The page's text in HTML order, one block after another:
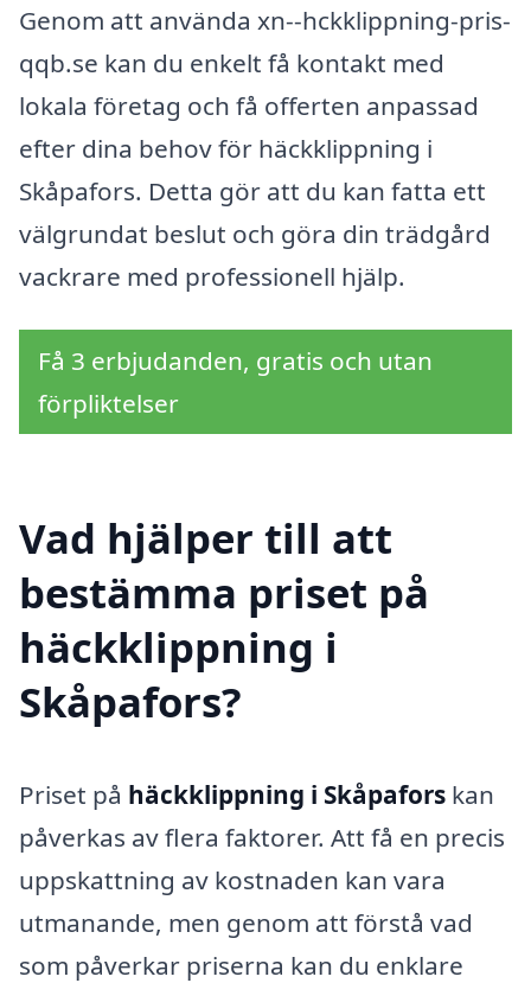
Genom att använda xn--hckklippning-pris-
qqb.se kan du enkelt få kontakt med
lokala företag och få offerten anpassad
efter dina behov för häckklippning i
Skåpafors. Detta gör att du kan fatta ett
välgrundat beslut och göra din trädgård
vackrare med professionell hjälp.
Få 3 erbjudanden, gratis och utan
förpliktelser
Vad hjälper till att
bestämma priset på
häckklippning i
Skåpafors?
Priset på häckklippning i Skåpafors kan
påverkas av flera faktorer. Att få en precis
uppskattning av kostnaden kan vara
utmanande, men genom att förstå vad
som påverkar priserna kan du enklare